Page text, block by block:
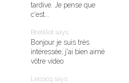
tardive. Je pense que
c'est...
Bretillot says:
Bonjour je suis très
intéressée, j'ai bien aimé
vôtre video
Lecocq says: